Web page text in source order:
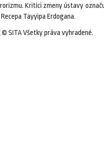
Kritici zmeny ústavy
Tayyipa Erdogana.
© SITA Všetky práva vyhradené.